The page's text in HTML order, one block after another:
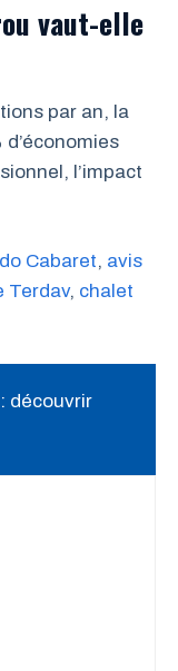
vaut-elle
par an, la
l’impact
Cabaret, avis
Terdav, chalet
découvrir